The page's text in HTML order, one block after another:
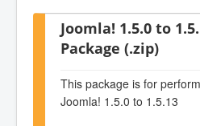
Joomla! 1.5.0 to
Package (.zip)
This package is for
Joomla! 1.5.0 to 1.5.13